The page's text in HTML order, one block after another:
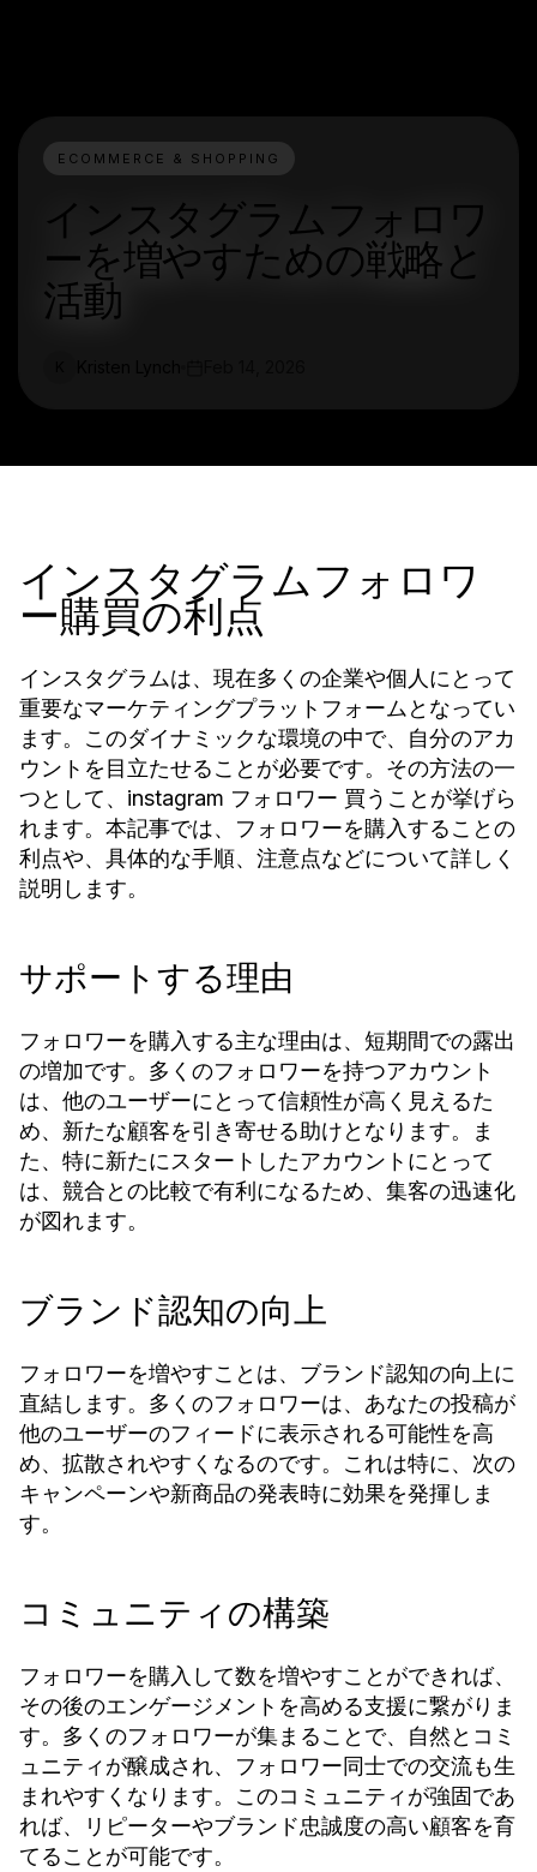
ECOMMERCE & SHOPPING
インスタグラムフォロワ
ーを増やすための戦略と
活動
インスタグラムフォロワ
ー購買の利点
インスタグラムは、現在多くの企業や個人にとって
重要なマーケティングプラットフォームとなってい
ます。このダイナミックな環境の中で、自分のアカ
ウントを目立たせることが必要です。その方法の一
つとして、
instagram フォロワー 買う ことが挙げら
れます。本記事では、フォロワーを購入することの
利点や、具体的な手順、注意点などについて詳しく
説明します。
サポートする理由
フォロワーを購入する主な理由は、短期間での露出
の増加です。多くのフォロワーを持つアカウント
は、他のユーザーにとって信頼性が高く見えるた
め、新たな顧客を引き寄せる助けとなります。ま
た、特に新たにスタートしたアカウントにとって
は、競合との比較で有利になるため、集客の迅速化
が図れます。
ブランド認知の向上
フォロワーを増やすことは、ブランド認知の向上に
直結します。多くのフォロワーは、あなたの投稿が
他のユーザーのフィードに表示される可能性を高
め、拡散されやすくなるのです。これは特に、次の
キャンペーンや新商品の発表時に効果を発揮しま
す。
コミュニティの構築
フォロワーを購入して数を増やすことができれば、
その後のエンゲージメントを高める支援に繋がりま
す。多くのフォロワーが集まることで、自然とコミ
ュニティが醸成され、フォロワー同士での交流も生
まれやすくなります。このコミュニティが強固であ
れば、リピーターやブランド忠誠度の高い顧客を育
てることが可能です。